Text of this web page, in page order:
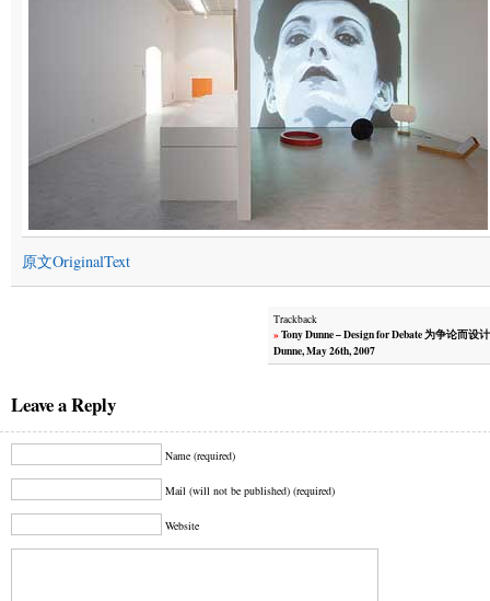
原文OriginalText
Trackback
»Tony Dunne – Design for Debate 为争论而设
Dunne, May 26th, 2007
Leave a Reply
Name (required)
Mail (will not be published) (required)
Website